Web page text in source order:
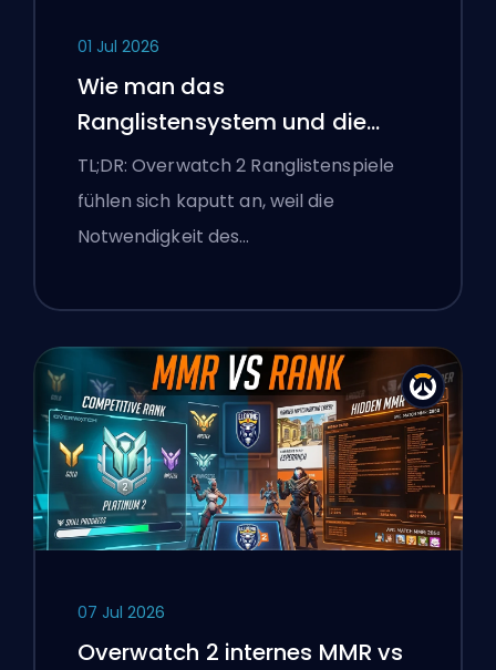
01 Jul 2026
Wie man das
Ranglistensystem und die
überlegenen Lobbys von
Overwatch 2 repariert
TL;DR: Overwatch 2 Ranglistenspiele
fühlen sich kaputt an, weil die
Notwendigkeit des…
07 Jul 2026
Overwatch 2 internes MMR vs